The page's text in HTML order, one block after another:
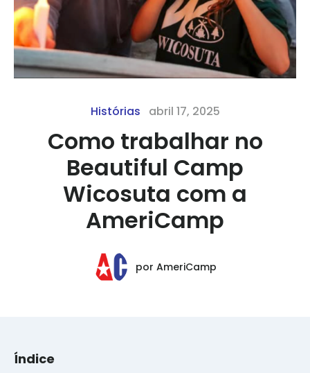
Histórias abril 17, 2025
Como trabalhar no
Beautiful Camp
Wicosuta com a
AmeriCamp
por AmeriCamp
Índice